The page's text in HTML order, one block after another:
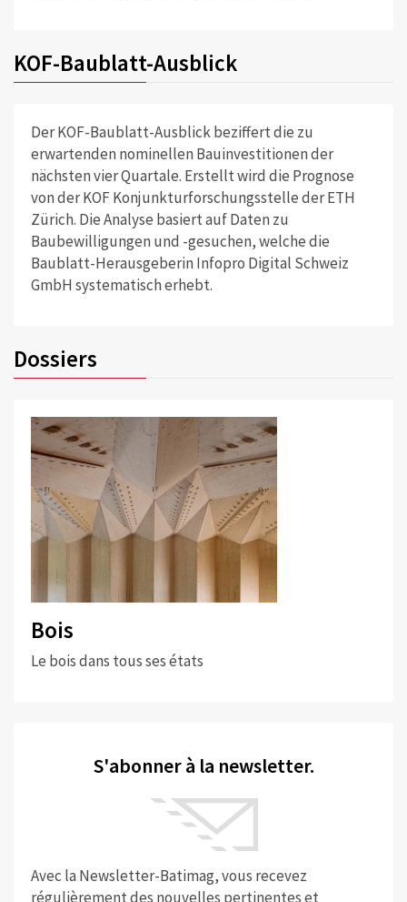
KOF-Baublatt-Ausblick
Der KOF-Baublatt-Ausblick beziffert die zu
erwartenden nominellen Bauinvestitionen der
nächsten vier Quartale. Erstellt wird die Prognose
von der KOF Konjunkturforschungsstelle der ETH
Zürich. Die Analyse basiert auf Daten zu
Baubewilligungen und -gesuchen, welche die
Baublatt-Herausgeberin Infopro Digital Schweiz
GmbH systematisch erhebt.
Dossiers
Bois
Le bois dans tous ses états
S'abonner à la newsletter.
Avec la Newsletter-Batimag, vous recevez
régulièrement des nouvelles pertinentes et